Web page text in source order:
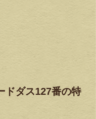
ドダス127番の特